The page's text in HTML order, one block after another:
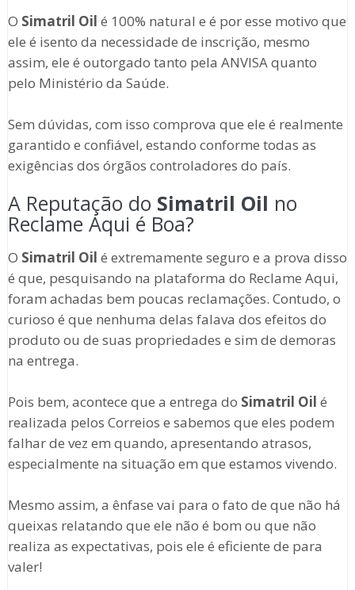
O Simatril Oil é 100% natural e é por esse motivo que
ele é isento da necessidade de inscrição, mesmo
assim, ele é outorgado tanto pela ANVISA quanto
pelo Ministério da Saúde.
Sem dúvidas, com isso comprova que ele é realmente
garantido e confiável, estando conforme todas as
exigências dos órgãos controladores do país.
A Reputação do Simatril Oil no
Reclame Aqui é Boa?
O Simatril Oil é extremamente seguro e a prova disso
é que, pesquisando na plataforma do Reclame Aqui,
foram achadas bem poucas reclamações. Contudo, o
curioso é que nenhuma delas falava dos efeitos do
produto ou de suas propriedades e sim de demoras
na entrega.
Pois bem, acontece que a entrega do Simatril Oil é
realizada pelos Correios e sabemos que eles podem
falhar de vez em quando, apresentando atrasos,
especialmente na situação em que estamos vivendo.
Mesmo assim, a ênfase vai para o fato de que não há
queixas relatando que ele não é bom ou que não
realiza as expectativas, pois ele é eficiente de para
valer!